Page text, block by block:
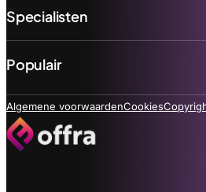
Specialisten
Populair
Algemene voorwaardenCookies